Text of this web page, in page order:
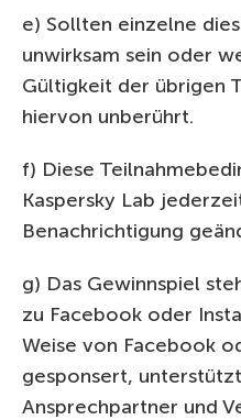
e) Sollten einzelne
unwirksam sein oder
Gültigkeit der übrigen
hiervon unberührt.
f) Diese
Kaspersky Lab
Benachrichtigung
g) Das Gewinnspiel
zu Facebook oder
Weise von Facebook
gesponsert,
Ansprechpartner und